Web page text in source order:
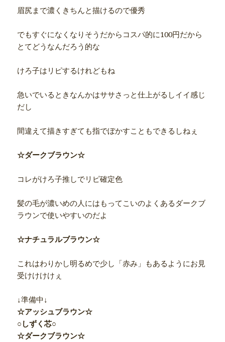
眉尻まで濃くきちんと描けるので優秀
でもすぐになくなりそうだからコスパ的に100円だから
とてどうなんだろう的な
けろ子はリピするけれどもね
急いでいるときなんかはササさっと仕上がるしイイ感じ
だし
間違えて描きすぎても指でぼかすこともできるしねぇ
☆ダークブラウン☆
コレがけろ子推しでリピ確定色
髪の毛が濃いめの人にはもってこいのよくあるダークブ
ラウンで使いやすいのだよ
☆ナチュラルブラウン☆
これはわりかし明るめで少し「赤み」もあるようにお見
受けけけけぇ
↓準備中↓
☆アッシュブラウン☆
○しずく芯○
☆ダークブラウン☆